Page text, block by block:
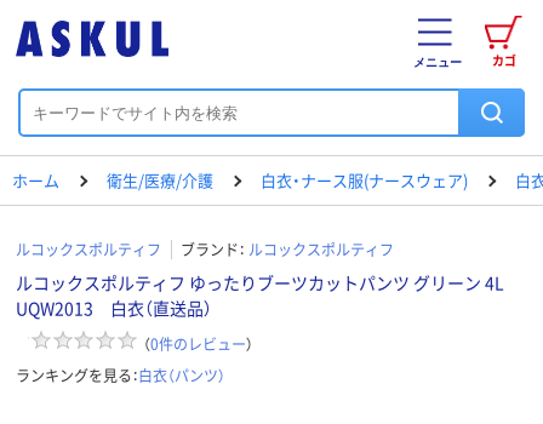
カゴ
メニュー
ホーム 衛生/医療/介護 白衣・ナース服(ナースウェア) 白
ルコックスポルティフ ブランド： ルコックスポルティフ
ルコックスポルティフ ゆったりブーツカットパンツ グリーン 4L
UQW2013 白衣（直送品）
（0件のレビュー）
ランキングを見る：白衣（パンツ）